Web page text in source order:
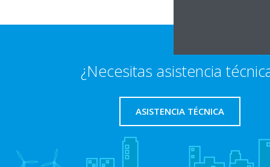
¿Necesitas asistencia
ASISTENCIA TÉCNICA